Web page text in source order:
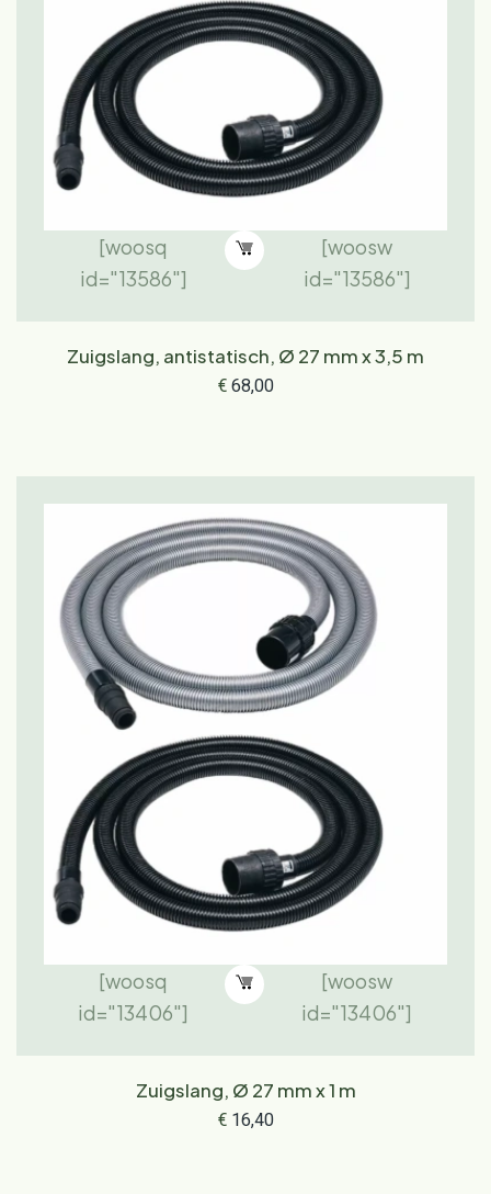
[woosq
id="13586"]
[woosw
id="13586"]
Zuigslang, antistatisch, Ø 27 mm x 3,5 m
€68,00
[woosq
id="13406"]
[woosw
id="13406"]
Zuigslang, Ø 27 mm x 1 m
€16,40